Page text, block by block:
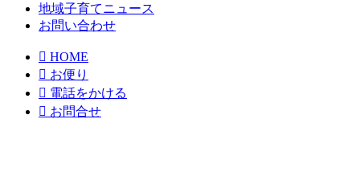
地域子育てニュース
お問い合わせ
 HOME
 お便り
 電話をかける
 お問合せ